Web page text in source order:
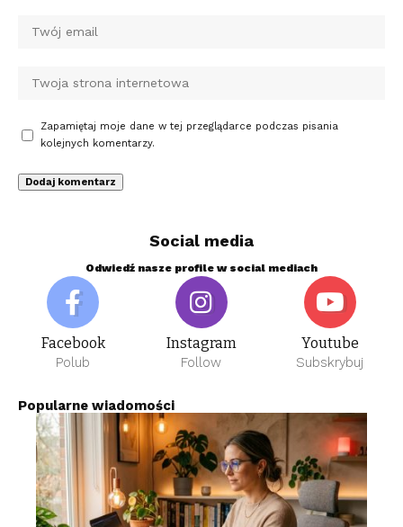
Zapamiętaj moje dane w tej przeglądarce podczas pisania
kolejnych komentarzy.
Social media
Odwiedź nasze profile w social mediach
Facebook
Polub
Instagram
Follow
Youtube
Subskrybuj
Popularne wiadomości